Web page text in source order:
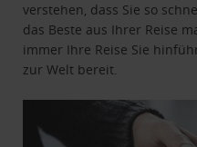
verstehen, dass Sie so
das Beste aus Ihrer Reise
immer Ihre Reise Sie
zur Welt bereit.